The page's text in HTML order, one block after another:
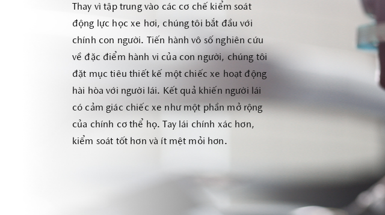
Thay vì tập trung vào các cơ chế kiểm soát
động lực học xe hơi, chúng tôi bắt đầu với
chính con người. Tiến hành vô số nghiên cứu
về đặc điểm hành vi của con người, chúng tôi
đặt mục tiêu thiết kế một chiếc xe hoạt động
hài hòa với người lái. Kết quả khiến người lái
có cảm giác chiếc xe như một phần mở rộng
của chính cơ thể họ. Tay lái chính xác hơn,
kiểm soát tốt hơn và ít mệt mỏi hơn.